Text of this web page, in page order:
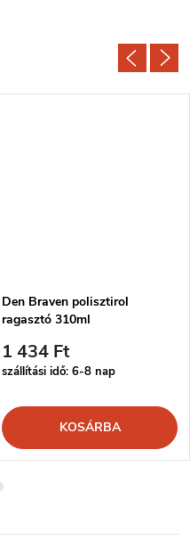
Den Braven polisztirol
ragasztó 310ml
1 434 Ft
szállítási idő: 6-8 nap
KOSÁRBA